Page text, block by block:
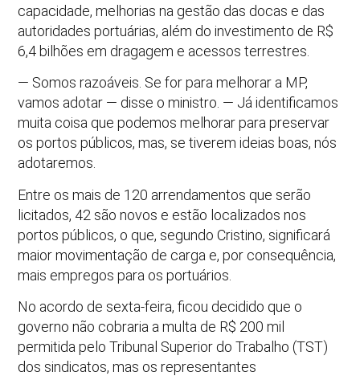
capacidade, melhorias na gestão das docas e das
autoridades portuárias, além do investimento de R$
6,4 bilhões em dragagem e acessos terrestres.
— Somos razoáveis. Se for para melhorar a MP,
vamos adotar — disse o ministro. — Já identificamos
muita coisa que podemos melhorar para preservar
os portos públicos, mas, se tiverem ideias boas, nós
adotaremos.
Entre os mais de 120 arrendamentos que serão
licitados, 42 são novos e estão localizados nos
portos públicos, o que, segundo Cristino, significará
maior movimentação de carga e, por consequência,
mais empregos para os portuários.
No acordo de sexta-feira, ficou decidido que o
governo não cobraria a multa de R$ 200 mil
permitida pelo Tribunal Superior do Trabalho (TST)
dos sindicatos, mas os representantes